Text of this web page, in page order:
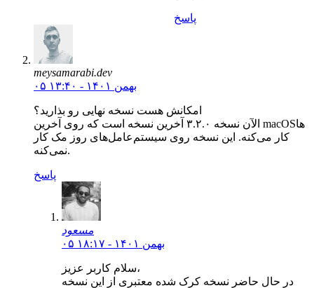
پاسخ
meysamarabi.dev
۰۵ بهمن ۱۴۰۱ - ۱۳:۴۰
امکانش هست نسخه نهایی رو بذارید؟
الآن نسخه ۳.۲.۰ آخرین نسخه است که روی آخرین macOSها
کار می‌کنه. این نسخه روی سیستم‌عامل‌های روز مک کار
نمی‌کنه.
پاسخ
مسعود
۰۵ بهمن ۱۴۰۱ - ۱۸:۱۷
سلام کاربر عزیز،
در حال حاضر نسخه کرک شده معتبری از این نسخه